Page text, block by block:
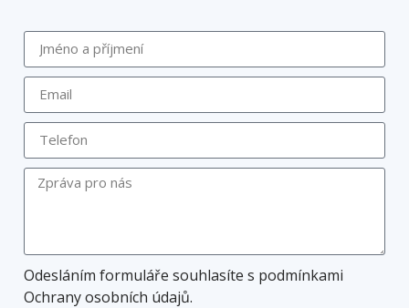
Odesláním formuláře souhlasíte s podmínkami
Ochrany osobních údajů.